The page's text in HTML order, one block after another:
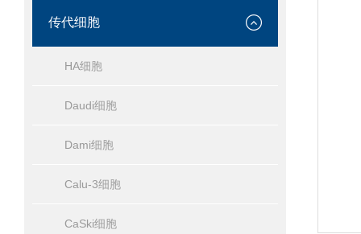
传代细胞
HA细胞
Daudi细胞
Dami细胞
Calu-3细胞
CaSki细胞